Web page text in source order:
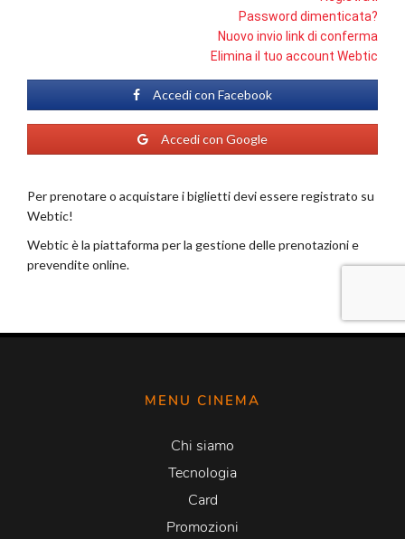
MENU CINEMA
Chi siamo
Tecnologia
Card
Promozioni